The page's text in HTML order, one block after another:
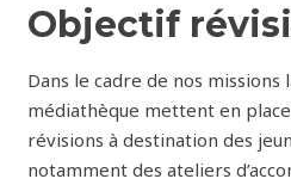
Objectif
Dans le cadre de nos missions
médiathèque mettent en
révisions à destination des
notamment des ateliers